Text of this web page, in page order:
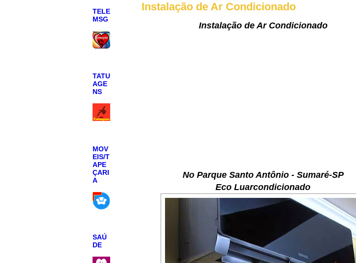
Instalação de Ar Condicionado
Instalação de Ar Condicionado
No Parque Santo Antônio - Sumaré-SP
Eco Luarcondicionado
TELE
MSG
TATU
AGE
NS
MOV
EIS/T
APE
ÇARI
A
SAÚ
DE